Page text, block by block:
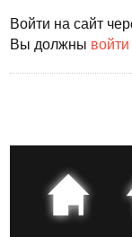
Войти на сайт
Вы должны войти